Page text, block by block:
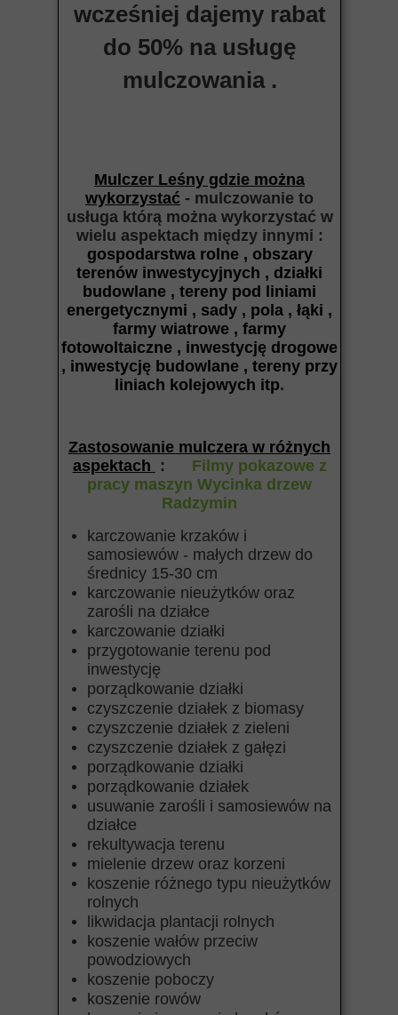
wcześniej dajemy rabat
do 50% na usługę
mulczowania .
Mulczer Leśny gdzie można
wykorzystać - mulczowanie to
usługa którą można wykorzystać w
wielu aspektach międzyinnymi :
gospodarstwa rolne , obszary
terenów inwestycyjnych , działki
budowlane , tereny pod liniami
energetycznymi , sady , pola , łąki ,
farmy wiatrowe , farmy
fotowoltaiczne , inwestycję drogowe
, inwestycję budowlane , tereny przy
liniach kolejowych itp.
Zastosowanie mulczera w różnych
aspektach
:
Filmy pokazowe z
pracy maszyn Wycinka drzew
Radzymin
karczowanie krzaków i
samosiewów - małych drzew do
średnicy 15-30 cm
karczowanie nieużytków oraz
zarośli na działce
karczowanie działki
przygotowanie terenu pod
inwestycję
porządkowanie działki
czyszczenie działek z biomasy
czyszczenie działek z zieleni
czyszczenie działek z gałęzi
porządkowanie działki
porządkowanie działek
usuwanie zarośli i samosiewów na
działce
rekultywacja terenu
mielenie drzew oraz korzeni
koszenie różnego typu nieużytków
rolnych
likwidacja plantacji rolnych
koszenie wałów przeciw
powodziowych
koszenie poboczy
koszenie rowów